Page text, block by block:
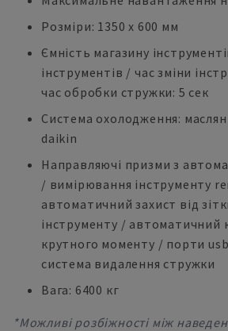
Розміри: 1350 x 600 мм
Ємність магазину
інструментів / час зміни
час обробки стружки: 5 сек
Система охолодження:
daikin
Направляючі призми з
/ вимірювання інструменту
автоматичний захист від
інструменту / автоматичний
крутного моменту / порти
система видалення стружки
Вага: 6400 кг
*Можливі розбіжності між